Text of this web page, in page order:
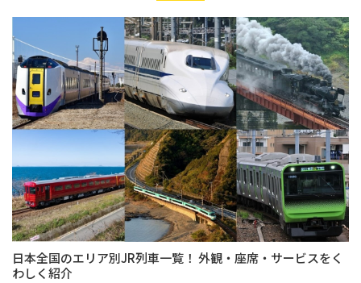
日本全国のエリア別JR列車一覧！ 外観・座席・サービスをく
わしく紹介